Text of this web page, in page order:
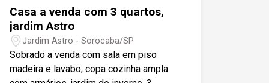
Casa a venda com 3 quartos,
jardim Astro
Jardim Astro - Sorocaba/SP
Sobrado a venda com sala em piso
madeira e lavabo, copa cozinha ampla